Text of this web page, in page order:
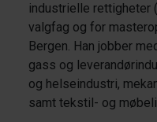
industrielle rettigheter
valgfag og for
Bergen. Han jobber
gass og
og helseindustri,
samt tekstil- og